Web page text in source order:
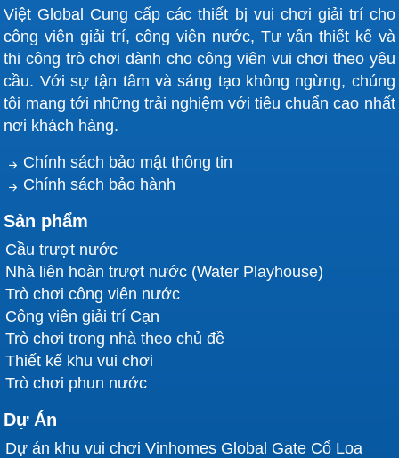
Việt Global Cung cấp các thiết bị vui chơi giải trí cho
công viên giải trí, công viên nước, Tư vấn thiết kế và
thi công trò chơi dành cho công viên vui chơi theo yêu
cầu. Với sự tận tâm và sáng tạo không ngừng, chúng
tôi mang tới những trải nghiệm với tiêu chuẩn cao nhất
nơi khách hàng.
Chính sách bảo mật thông tin
Chính sách bảo hành
Sản phẩm
Cầu trượt nước
Nhà liên hoàn trượt nước (Water Playhouse)
Trò chơi công viên nước
Công viên giải trí Cạn
Trò chơi trong nhà theo chủ đề
Thiết kế khu vui chơi
Trò chơi phun nước
Dự Án
Dự án khu vui chơi Vinhomes Global Gate Cổ Loa